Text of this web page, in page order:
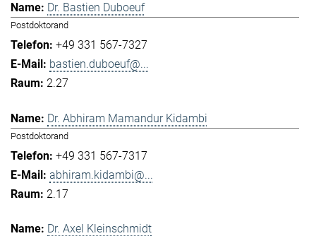
Dr. Bastien Duboeuf
Postdoktorand
+49 331 567-7327
bastien.duboeuf@...
2.27
Dr. Abhiram Mamandur Kidambi
Postdoktorand
+49 331 567-7317
abhiram.kidambi@...
2.17
Dr. Axel Kleinschmidt